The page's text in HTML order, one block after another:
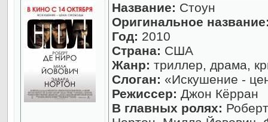
Название: Стоун
Оригинальное
Год: 2010
Страна: США
Жанр: триллер, драма,
Слоган: «Искушение -
Режиссер: Джон Кёрран
В главных ролях: